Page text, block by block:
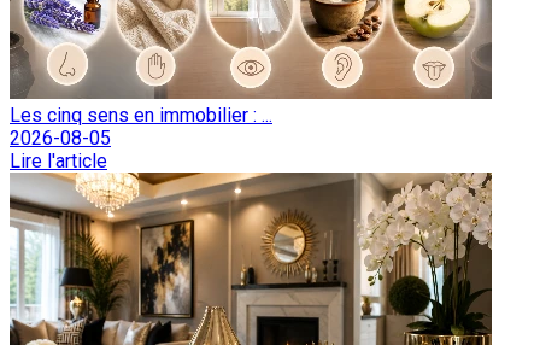
Les cinq sens en immobilier : ...
2026-08-05
Lire l'article